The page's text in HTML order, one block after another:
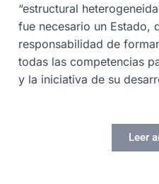
“estructural
fue necesario un Estado,
responsabilidad de
todas las competencias
y la iniciativa de su
Leer